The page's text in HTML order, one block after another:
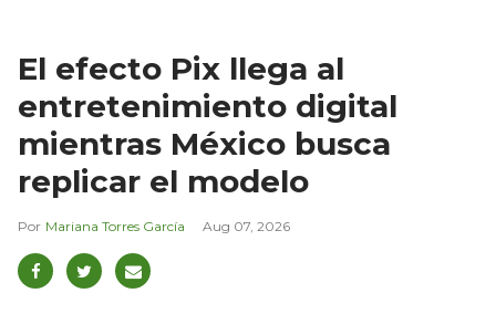
El efecto Pix llega al
entretenimiento digital
mientras México busca
replicar el modelo
Mariana Torres García Aug 07, 2026